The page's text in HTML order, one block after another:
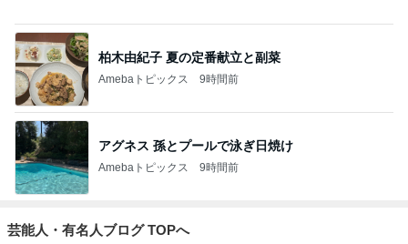
柏木由紀子 夏の定番献立と副菜
Amebaトピックス 9時間前
アグネス 孫とプールで泳ぎ日焼け
Amebaトピックス 9時間前
芸能人・有名人ブログ TOPへ